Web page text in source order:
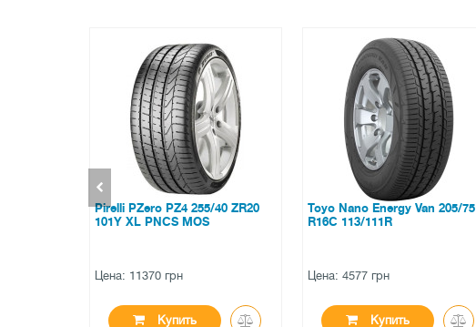
Toyo Nano Energy Van 205/75
R16C 113/111R
Цена: 4577 грн
Купить
Yokohama Advan Sport V107
275/50 R20 107V XL M01
Цена: 5764 грн
Купить